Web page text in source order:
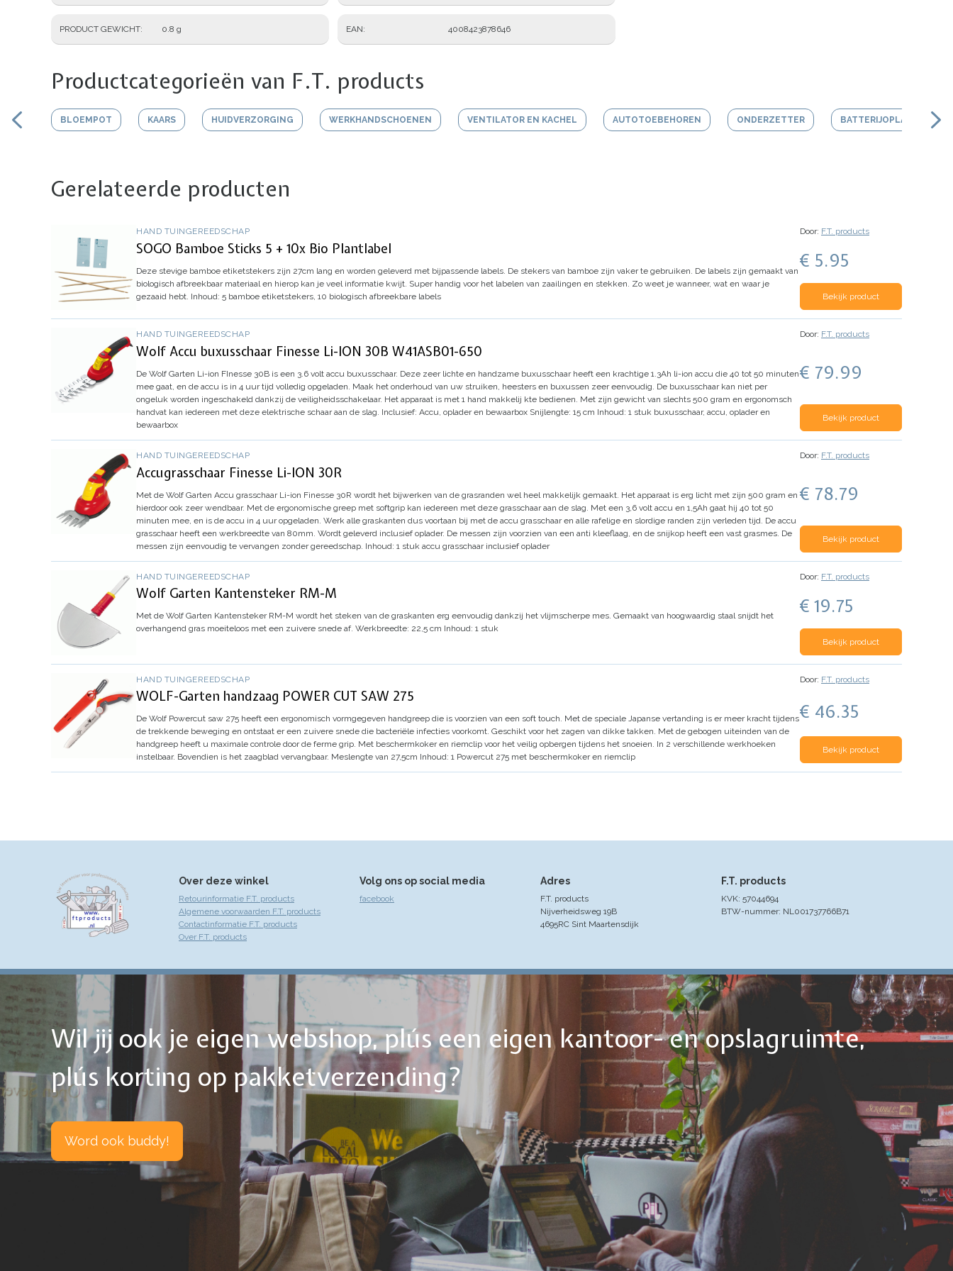
PRODUCT GEWICHT 0.8 g EAN 4008423878646
Productcategorieën van F.T. products
BLOEMPOT KAARS HUIDVERZORGING WERKHANDSCHOENEN VENTILATOR EN KACHEL AUTOTOEBEHOREN ONDERZETTER BATTERIJOPLADER
Gerelateerde producten
HAND TUINGEREEDSCHAP
SOGO Bamboe Sticks 5 + 10x Bio Plantlabel
Deze stevige bamboe etiketstekers zijn 27cm lang en worden geleverd met bijpassende labels. De stekers van bamboe zijn vaker te gebruiken. De labels zijn gemaakt van
biologisch afbreekbaar materiaal en hierop kan je veel informatie kwijt. Super handig voor het labelen van zaailingen en stekken. Zo weet je wanneer, wat en waar je
gezaaid hebt. Inhoud: 5 bamboe etiketstekers, 10 biologisch afbreekbare labels
Door: F.T. products
€ 5.95
Bekijk product
HAND TUINGEREEDSCHAP
Wolf Accu buxusschaar Finesse Li-ION 30B W41ASB01-650
De Wolf Garten Li-ion FInesse 30B is een 3.6 volt accu buxusschaar. Deze zeer lichte en handzame buxusschaar heeft een krachtige 1.3Ah li-ion accu die 40 tot 50 minuten
mee gaat, en de accu is in 4 uur tijd volledig opgeladen. Maak het onderhoud van uw struiken, heesters en buxussen zeer eenvoudig. De buxusschaar kan niet per
ongeluk worden ingeschakeld dankzij de veiligheidsschakelaar. Het apparaat is met 1 hand makkelij kte bedienen. Met zijn gewicht van slechts 500 gram en ergonomsch
handvat kan iedereen met deze elektrische schaar aan de slag. Inclusief: Accu, oplader en bewaarbox Snijlengte: 15 cm Inhoud: 1 stuk buxusschaar, accu, oplader en
bewaarbox
Door: F.T. products
€ 79.99
Bekijk product
HAND TUINGEREEDSCHAP
Accugrasschaar Finesse Li-ION 30R
Met de Wolf Garten Accu grasschaar Li-ion Finesse 30R wordt het bijwerken van de grasranden wel heel makkelijk gemaakt. Het apparaat is erg licht met zijn 500 gram en
hierdoor ook zeer wendbaar. Met de ergonomische greep met softgrip kan iedereen met deze grasschaar aan de slag. Met een 3,6 volt accu en 1,5Ah gaat hij 40 tot 50
minuten mee, en is de accu in 4 uur opgeladen. Werk alle graskanten dus voortaan bij met de accu grasschaar en alle rafelige en slordige randen zijn verleden tijd. De accu
grasschaar heeft een werkbreedte van 80mm. Wordt geleverd inclusief oplader. De messen zijn voorzien van een anti kleeflaag, en de snijkop heeft een vast grasmes. De
messen zijn eenvoudig te vervangen zonder gereedschap. Inhoud: 1 stuk accu grasschaar inclusief oplader
Door: F.T. products
€ 78.79
Bekijk product
HAND TUINGEREEDSCHAP
Wolf Garten Kantensteker RM-M
Met de Wolf Garten Kantensteker RM-M wordt het steken van de graskanten erg eenvoudig dankzij het vlijmscherpe mes. Gemaakt van hoogwaardig staal snijdt het
overhangend gras moeiteloos met een zuivere snede af. Werkbreedte: 22,5 cm Inhoud: 1 stuk
Door: F.T. products
€ 19.75
Bekijk product
HAND TUINGEREEDSCHAP
WOLF-Garten handzaag POWER CUT SAW 275
De Wolf Powercut saw 275 heeft een ergonomisch vormgegeven handgreep die is voorzien van een soft touch. Met de speciale Japanse vertanding is er meer kracht tijdens
de trekkende beweging en ontstaat er een zuivere snede die bacteriële infecties voorkomt. Geschikt voor het zagen van dikke takken. Met de gebogen uiteinden van de
handgreep heeft u maximale controle door de ferme grip. Met beschermkoker en riemclip voor het veilig opbergen tijdens het snoeien. In 2 verschillende werkhoeken
instelbaar. Bovendien is het zaagblad vervangbaar. Meslengte van 27,5cm Inhoud: 1 Powercut 275 met beschermkoker en riemclip
Door: F.T. products
€ 46.35
Bekijk product
Over deze winkel
Retourinformatie F.T. products
Algemene voorwaarden F.T. products
Contactinformatie F.T. products
Over F.T. products
Volg ons op social media
facebook
Adres
F.T. products
Nijverheidsweg 19B
4695RC Sint Maartensdijk
F.T. products
KVK: 57044694
BTW-nummer: NL001737766B71
Wil jij ook je eigen webshop, plús een eigen kantoor- en opslagruimte,
plús korting op pakketverzending?
Word ook buddy!